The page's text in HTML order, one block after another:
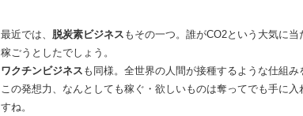
最近では、 脱炭素ビジネス もその一つ。誰がCO2という大気に
稼ごうとしたでしょう。
ワクチンビジネス も同様。全世界の人間が接種するような仕組み
この発想力、なんとしても稼ぐ・欲しいものは奪ってでも手に
すね。